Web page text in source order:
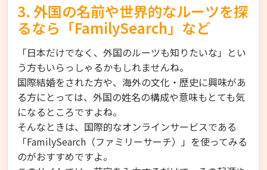
3. 外国の名前や世界的なルーツを探
るなら「FamilySearch」など
「日本だけでなく、外国のルーツも知りたいな」とい
う方もいらっしゃるかもしれませんね。
国際結婚をされた方や、海外の文化・歴史に興味があ
る方にとっては、外国の姓名の構成や意味もとても気
になるところですよね。
そんなときは、国際的なオンラインサービスである
「FamilySearch（ファミリーサーチ）」を使ってみる
のがおすすめですよ。